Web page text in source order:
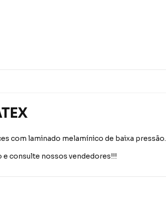
com laminado melamínico de baixa pressão.
consulte nossos vendedores!!!